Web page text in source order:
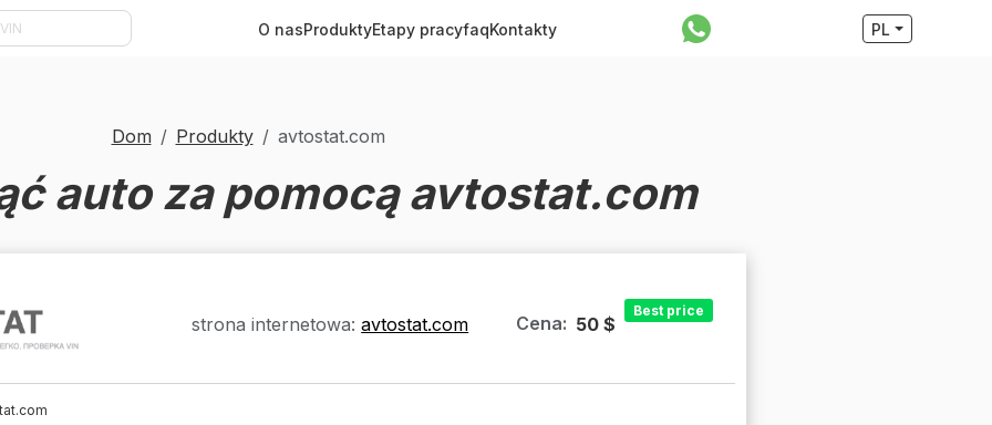
O nasProduktyEtapy pracyfaqKontakty PL
Dom Produkty avtostat.com
auto za pomocą avtostat.com
strona internetowa: avtostat.com Cena: 50 $
Best price